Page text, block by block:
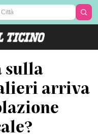
sulla
arriva